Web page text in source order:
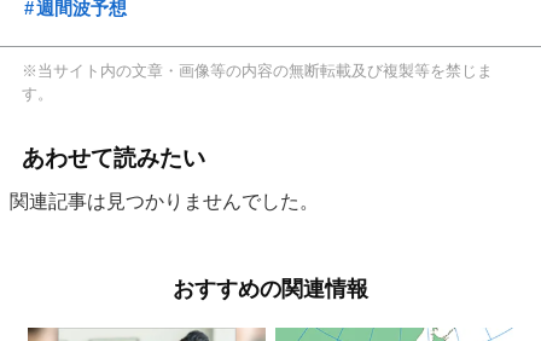
週間波予想
※当サイト内の文章・画像等の内容の無断転載及び複製等を禁じま
す。
あわせて読みたい
関連記事は見つかりませんでした。
おすすめの関連情報